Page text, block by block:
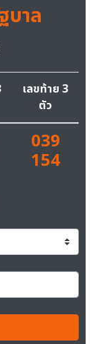
บาล
เลขท้าย 3
ตัว
039
154